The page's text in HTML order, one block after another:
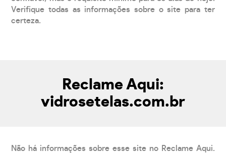
Verifique todas as informações sobre o site para ter
certeza.
Reclame Aqui:
vidrosetelas.com.br
Não há informações sobre esse site no Reclame Aqui.